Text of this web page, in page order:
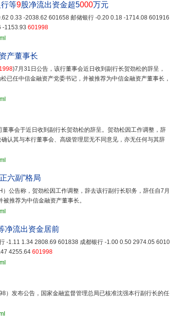
等9股净流出资金超5000万元
0.33 -2038.62 601658 邮储银行 -0.20 0.18 -1714.08 601916
-1153.93 601998
产董事长
)7月31日公告，该行董事会近日收到副行长贺劲松的辞呈，
已任中信金融资产党委书记，并被推荐为中信金融资产董事长，
董事会于近日收到副行长贺劲松的辞呈。贺劲松因工作调整，辞
认其与本行董事会、高级管理层无不同意见，亦无任何与其辞
六副”格局
）公告称，贺劲松因工作调整，辞去该行副行长职务，辞任自7月
推荐为中信金融资产董事长。
净流出资金居前
-1.11 1.34 2808.69 601838 成都银行 -1.00 0.50 2974.05 6010
4255.64 601998
）发布公告，国家金融监督管理总局已核准沈强本行副行长的任